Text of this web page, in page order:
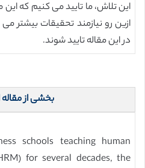
این تلاش، ما تایید می کنیم که
ازین رو نیازمند تحقیقات بیشتر
در این مقاله تایید شوند.
بخشی از
schools teaching human
for several decades, the